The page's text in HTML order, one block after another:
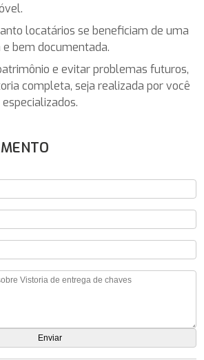
locatários se beneficiam de uma
bem documentada.
e evitar problemas futuros,
completa, seja realizada por você